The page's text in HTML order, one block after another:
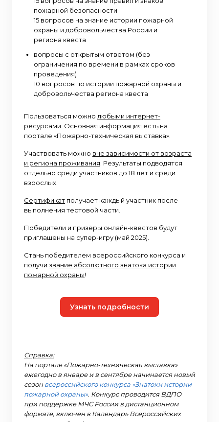
пожарной безопасности
15 вопросов на знание истории пожарной
охраны и добровольчества России и
региона квеста
вопросы с открытым ответом (без
ограничения по времени в рамках сроков
проведения)
10 вопросов по истории пожарной охраны и
добровольчества региона квеста
Пользоваться можно любыми интернет-
ресурсами . Основная информация есть на
портале «Пожарно-техническая выставка».
Участвовать можно вне зависимости от возраста
и региона проживания . Результаты подводятся
отдельно среди участников до 18 лет и среди
взрослых.
Сертификат получает каждый участник после
выполнения тестовой части.
Победители и призёры онлайн-квестов будут
приглашены на супер-игру (май 2025).
Стань победителем всероссийского конкурса и
получи звание абсолютного знатока истории
пожарной охраны!
Узнать подробности
Справка:
На портале «Пожарно-техническая выставка»
ежегодно в январе и в сентябре начинается новый
сезон всероссийского конкурса «Знатоки истории
пожарной охраны». Конкурс проводится ВДПО
при поддержке МЧС России в дистанционном
формате, включен в Календарь Всероссийских